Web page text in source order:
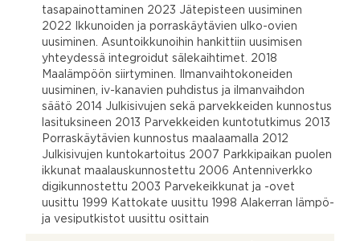
tasapainottaminen 2023 Jätepisteen uusiminen
2022 Ikkunoiden ja porraskäytävien ulko-ovien
uusiminen. Asuntoikkunoihin hankittiin uusimisen
yhteydessä integroidut sälekaihtimet. 2018
Maalämpöön siirtyminen. Ilmanvaihtokoneiden
uusiminen, iv-kanavien puhdistus ja ilmanvaihdon
säätö 2014 Julkisivujen sekä parvekkeiden kunnostus
lasituksineen 2013 Parvekkeiden kuntotutkimus 2013
Porraskäytävien kunnostus maalaamalla 2012
Julkisivujen kuntokartoitus 2007 Parkkipaikan puolen
ikkunat maalauskunnostettu 2006 Antenniverkko
digikunnostettu 2003 Parvekeikkunat ja -ovet
uusittu 1999 Kattokate uusittu 1998 Alakerran lämpö-
ja vesiputkistot uusittu osittain